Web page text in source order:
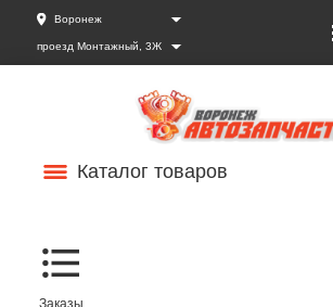
Воронеж
проезд Монтажный, 3Ж
Каталог товаров